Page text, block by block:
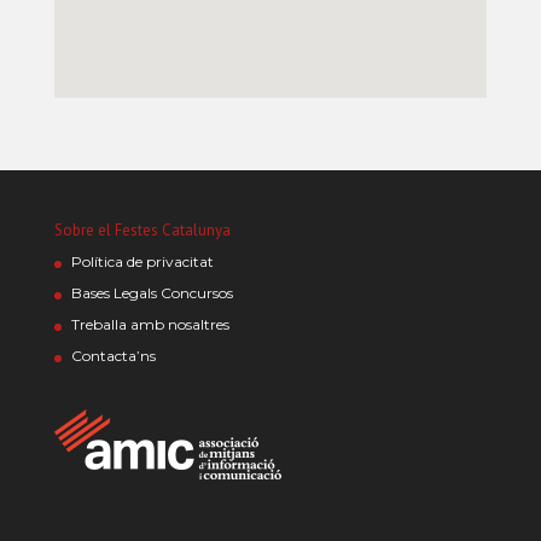
Sobre el Festes Catalunya
Política de privacitat
Bases Legals Concursos
Treballa amb nosaltres
Contacta’ns